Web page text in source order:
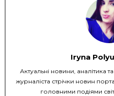
Iryna
Актуальні новини, аналітика
журналіста стрічки новин
головними подіями